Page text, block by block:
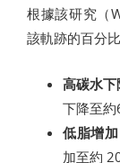
根據該研究（
該軌跡的百分
高碳水下
下降至約
低脂增加
加至約